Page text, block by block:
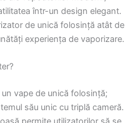
într-un design elegant.
de unică folosință atât de
experiența de vaporizare.
vape de unică folosință;
său unic cu triplă cameră.